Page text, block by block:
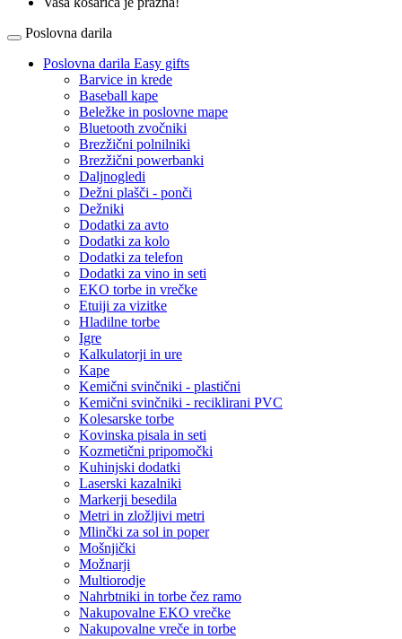
Poslovna darila
Poslovna darila Easy gifts
Barvice in krede
Baseball kape
Beležke in poslovne mape
Bluetooth zvočniki
Brezžični polnilniki
Brezžični powerbanki
Daljnogledi
Dežni plašči - ponči
Dežniki
Dodatki za avto
Dodatki za kolo
Dodatki za telefon
Dodatki za vino in seti
EKO torbe in vrečke
Etuiji za vizitke
Hladilne torbe
Igre
Kalkulatorji in ure
Kape
Kemični svinčniki - plastični
Kemični svinčniki - reciklirani PVC
Kolesarske torbe
Kovinska pisala in seti
Kozmetični pripomočki
Kuhinjski dodatki
Laserski kazalniki
Markerji besedila
Metri in zložljivi metri
Mlinčki za sol in poper
Mošnjički
Možnarji
Multiorodje
Nahrbtniki in torbe čez ramo
Nakupovalne EKO vrečke
Nakupovalne vreče in torbe